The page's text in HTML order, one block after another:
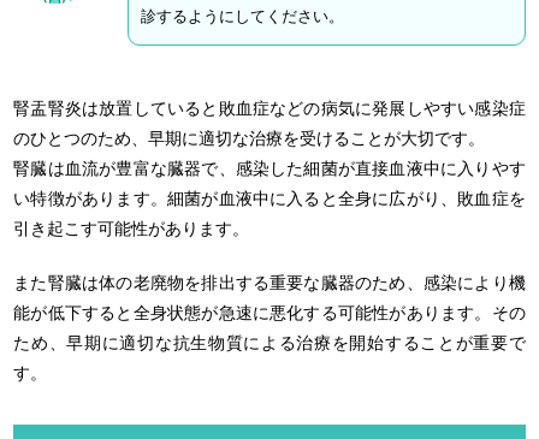
診するようにしてください。
腎盂腎炎は放置していると敗血症などの病気に発展しやすい感染症
のひとつのため、早期に適切な治療を受けることが大切です。
腎臓は血流が豊富な臓器で、感染した細菌が直接血液中に入りやす
い特徴があります。細菌が血液中に入ると全身に広がり、敗血症を
引き起こす可能性があります。
また腎臓は体の老廃物を排出する重要な臓器のため、感染により機
能が低下すると全身状態が急速に悪化する可能性があります。その
ため、早期に適切な抗生物質による治療を開始することが重要で
す。